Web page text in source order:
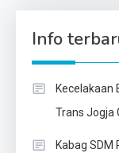
Info
Kecelakaan
Trans Jogja
Kabag SDM